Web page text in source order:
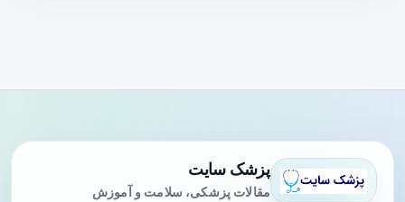
پزشک سایت
مقالات پزشکی، سلامت و آموزش